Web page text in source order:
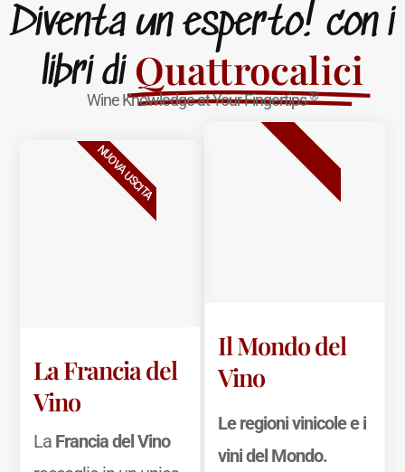
Diventa un esperto! con i
libri di Quattrocalici
Wine Knowledge at Your Fingertips®
La Francia del
Vino
La Francia del Vino
NUOVA USCITA
Il Mondo del
Vino
Le regioni vinicole e i
vini del Mondo.
BESTSELLER